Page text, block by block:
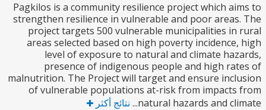
Pagkilos is a community resilience project which
strengthen resilience in vulnerable and poor
project targets 500 vulnerable municipalities
areas selected based on high poverty
level of exposure to natural and climate
presence of indigenous people and high
malnutrition. The Project will target and ensure
of vulnerable populations at-risk from
natural hazards and
نتائج أكثر